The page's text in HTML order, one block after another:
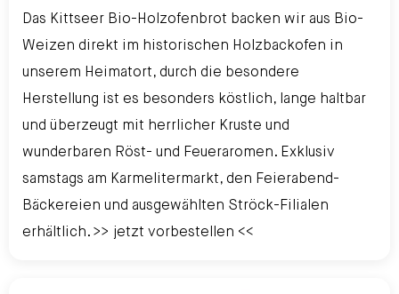
Das Kittseer Bio-Holzofenbrot backen wir aus Bio-
Weizen direkt im historischen Holzbackofen in
unserem Heimatort, durch die besondere
Herstellung ist es besonders köstlich, lange haltbar
und überzeugt mit herrlicher Kruste und
wunderbaren Röst- und Feueraromen. Exklusiv
samstags am Karmelitermarkt, den Feierabend-
Bäckereien und ausgewählten Ströck-Filialen
erhältlich. >> jetzt vorbestellen <<